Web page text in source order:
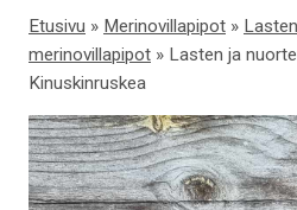
Etusivu » Merinovillapipot »
merinovillapipot » Lasten ja
Kinuskinruskea